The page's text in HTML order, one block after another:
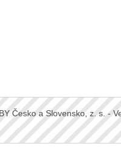
Česko a Slovensko, z. s. -